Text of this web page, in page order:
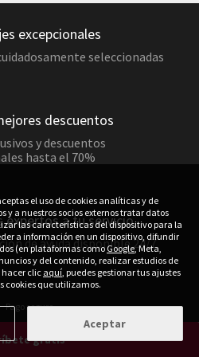
el uso de cookies analíticas y de
y a nuestros socios externos tratar datos
las características del dispositivo para la
a información en un dispositivo, difundir
(en plataformas como Google, Meta,
y del contenido, realizar estudios de
hacer clic aquí, puedes gestionar tus ajustes
cookies que utilizamos.
Aceptar
gratis
excepcionales
seleccionadas
descuentos
y descuentos
hasta el 70%
expertos a tu servicio
de ayuda disponible 24/7
Pago seguro